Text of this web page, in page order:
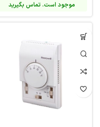
موجود است. تماس بگیرید